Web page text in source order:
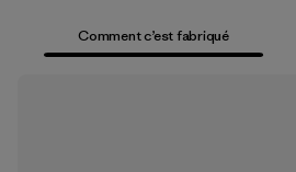
Comment c’est fabriqué